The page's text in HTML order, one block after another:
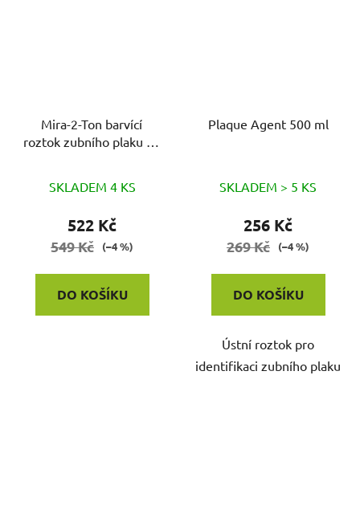
Mira-2-Ton barvící
roztok zubního plaku 60
SKLADEM 4 KS
522 Kč
549 Kč (–4 %)
DO KOŠÍKU
Plaque Agent 500 ml
SKLADEM > 5 KS
256 Kč
269 Kč (–4 %)
DO KOŠÍKU
Ústní roztok pro
identifikaci zubního plaku